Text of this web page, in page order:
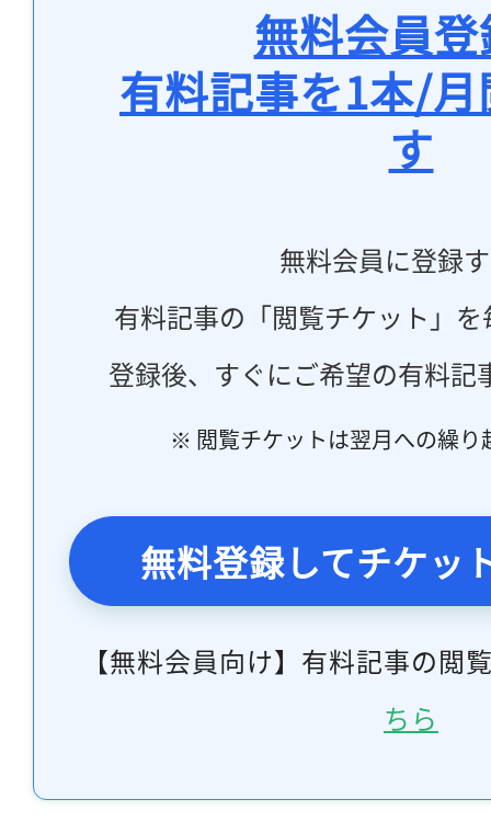
無料会員
有料記事を1本/
す
無料会員に登録
有料記事の「閲覧チケット」
登録後、すぐにご希望の有料記
※ 閲覧チケットは翌月への繰り
無料登録してチケッ
【無料会員向け】有料記事の閲
ちら